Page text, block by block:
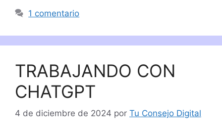
1 comentario
TRABAJANDO CON
CHATGPT
4 de diciembre de 2024 por Tu Consejo Digital